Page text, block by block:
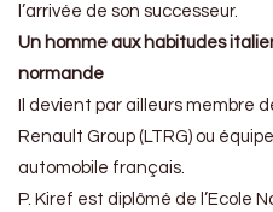
l’arrivée de son successeur.
Un homme aux habitudes
normande
Il devient par ailleurs membre
Renault Group (LTRG) ou
automobile français.
P. Kiref est diplômé de l’Ecole